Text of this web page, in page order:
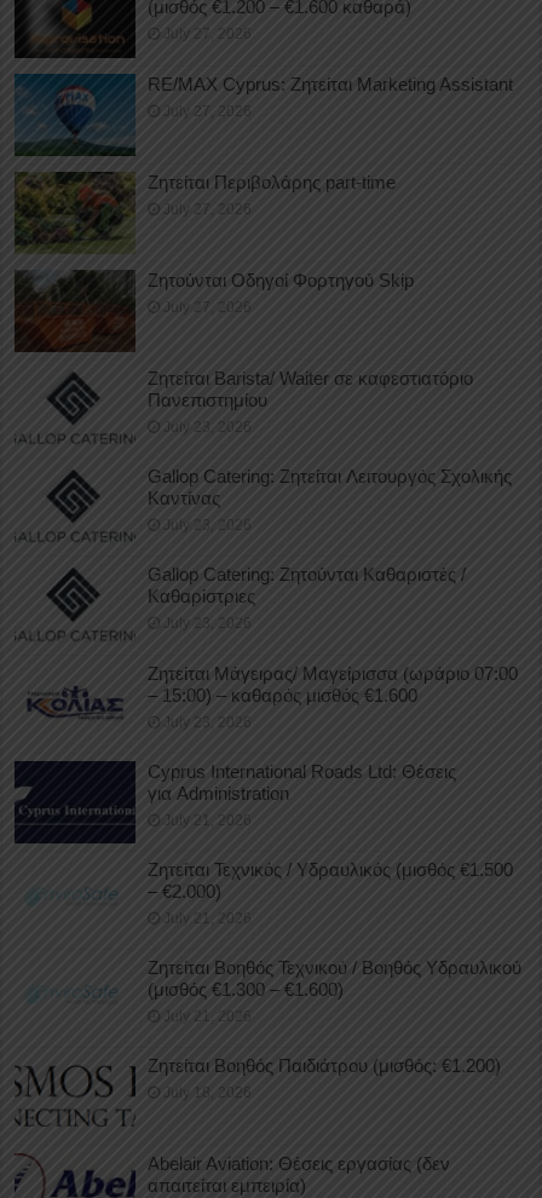
(μισθός €1.200 – €1.600 καθαρά)
July 27, 2026
RE/MAX Cyprus: Ζητείται Marketing Assistant
July 27, 2026
Ζητείται Περιβολάρης part-time
July 27, 2026
Ζητούνται Οδηγοί Φορτηγού Skip
July 27, 2026
Ζητείται Barista/ Waiter σε καφεστιατόριο
Πανεπιστημίου
July 23, 2026
Gallop Catering: Ζητείται Λειτουργός Σχολικής
Καντίνας
July 23, 2026
Gallop Catering: Ζητούνται Καθαριστές /
Καθαρίστριες
July 23, 2026
Ζητείται Μάγειρας/ Μαγείρισσα (ωράριο 07:00
– 15:00) – καθαρός μισθός €1.600
July 23, 2026
Cyprus International Roads Ltd: Θέσεις
για Administration
July 21, 2026
Ζητείται Τεχνικός / Υδραυλικός (μισθός €1.500
– €2.000)
July 21, 2026
Ζητείται Βοηθός Τεχνικού / Βοηθός Υδραυλικού
(μισθός €1.300 – €1.600)
July 21, 2026
Ζητείται Βοηθός Παιδιάτρου (μισθός: €1.200)
July 18, 2026
Abelair Aviation: Θέσεις εργασίας (δεν
απαιτείται εμπειρία)